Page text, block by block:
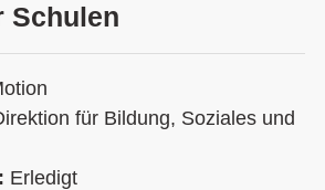
Schulen
für Bildung, Soziales und
Erledigt